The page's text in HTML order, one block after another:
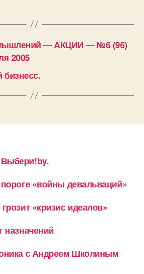
— АКЦИИ — №6 (96)
2005
«войны девальваций»
«кризис идеалов»
назначений
с Андреем Школиным